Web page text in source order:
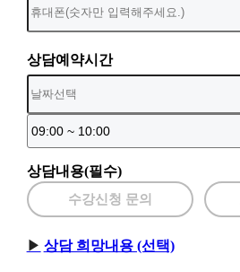
상담예약시간
상담내용(필수)
수강신청 문의
상담 희망내용 (선택)